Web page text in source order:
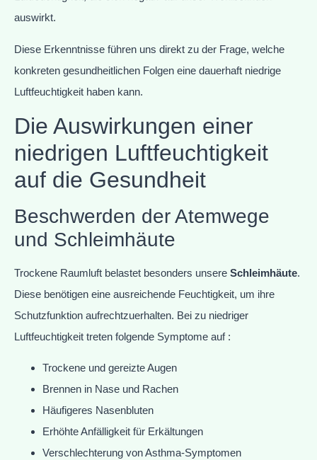
auswirkt.
Diese Erkenntnisse führen uns direkt zu der Frage, welche
konkreten gesundheitlichen Folgen eine dauerhaft niedrige
Luftfeuchtigkeit haben kann.
Die Auswirkungen einer
niedrigen Luftfeuchtigkeit
auf die Gesundheit
Beschwerden der Atemwege
und Schleimhäute
Trockene Raumluft belastet besonders unsere Schleimhäute.
Diese benötigen eine ausreichende Feuchtigkeit, um ihre
Schutzfunktion aufrechtzuerhalten. Bei zu niedriger
Luftfeuchtigkeit treten folgende Symptome auf :
Trockene und gereizte Augen
Brennen in Nase und Rachen
Häufigeres Nasenbluten
Erhöhte Anfälligkeit für Erkältungen
Verschlechterung von Asthma-Symptomen